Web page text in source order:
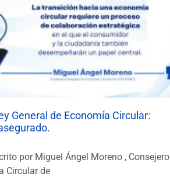
General de Economía Circular:
por Miguel Ángel Moreno , Consejero
Circular de